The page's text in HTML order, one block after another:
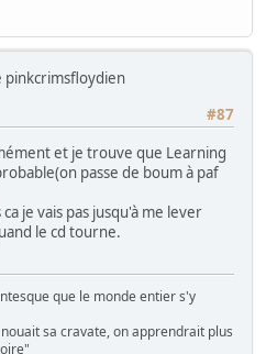
pinkcrimsfloydien
#87
et je trouve que Learning
passe de boum à paf
je vais pas jusqu'à me lever
le cd tourne.
que le monde entier s'y
sa cravate, on apprendrait plus